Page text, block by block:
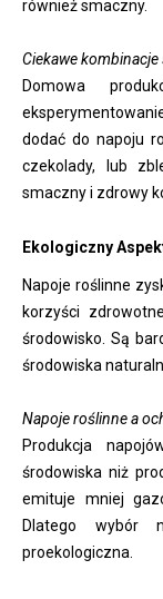
również smaczny.
Ciekawe
Domowa
dodać do napoju
czekolady, lub
smaczny i zdrowy
Ekologiczny
Napoje roślinne
korzyści
środowisko. Są
środowiska
Napoje roślinne a
Produkcja
środowiska niż
emituje mniej
Dlatego wybór
proekologiczna.